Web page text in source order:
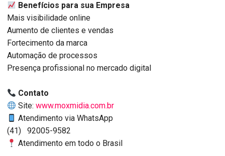
Benefícios para sua Empresa
Mais visibilidade online
Aumento de clientes e vendas
Fortecimento da marca
Automação de processos
Presença profissional no mercado digital
Contato
Site:www.moxmidia.com.br
Atendimento via WhatsApp
(41) 92005-9582
Atendimento em todo o Brasil